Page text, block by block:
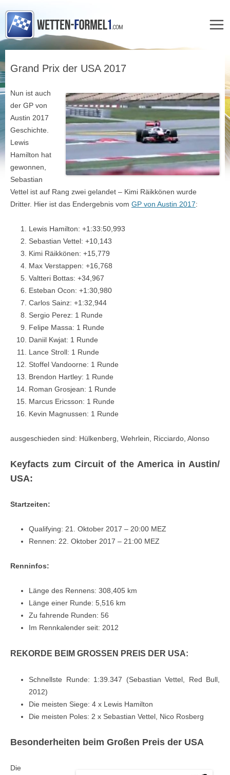
springen
Grand Prix der USA 2017
Nun ist auch
der GP von
Austin 2017
Geschichte.
Lewis
Hamilton hat
gewonnen,
Sebastian
Vettel ist auf Rang zwei gelandet – Kimi Räikkönen wurde
Dritter. Hier ist das Endergebnis vom GP von Austin 2017:
Lewis Hamilton: +1:33:50,993
Sebastian Vettel: +10,143
Kimi Räikkönen: +15,779
Max Verstappen: +16,768
Valtteri Bottas: +34,967
Esteban Ocon: +1:30,980
Carlos Sainz: +1:32,944
Sergio Perez: 1 Runde
Felipe Massa: 1 Runde
Daniil Kwjat: 1 Runde
Lance Stroll: 1 Runde
Stoffel Vandoorne: 1 Runde
Brendon Hartley: 1 Runde
Roman Grosjean: 1 Runde
Marcus Ericsson: 1 Runde
Kevin Magnussen: 1 Runde
ausgeschieden sind: Hülkenberg, Wehrlein, Ricciardo, Alonso
Keyfacts zum Circuit of the America in Austin/
USA:
Startzeiten:
Qualifying: 21. Oktober 2017 – 20:00 MEZ
Rennen: 22. Oktober 2017 – 21:00 MEZ
Renninfos:
Länge des Rennens: 308,405 km
Länge einer Runde: 5,516 km
Zu fahrende Runden: 56
Im Rennkalender seit: 2012
REKORDE BEIM GROSSEN PREIS DER USA:
Schnellste Runde: 1:39.347 (Sebastian Vettel, Red Bull,
2012)
Die meisten Siege: 4 x Lewis Hamilton
Die meisten Poles: 2 x Sebastian Vettel, Nico Rosberg
Besonderheiten beim Großen Preis der USA
Die